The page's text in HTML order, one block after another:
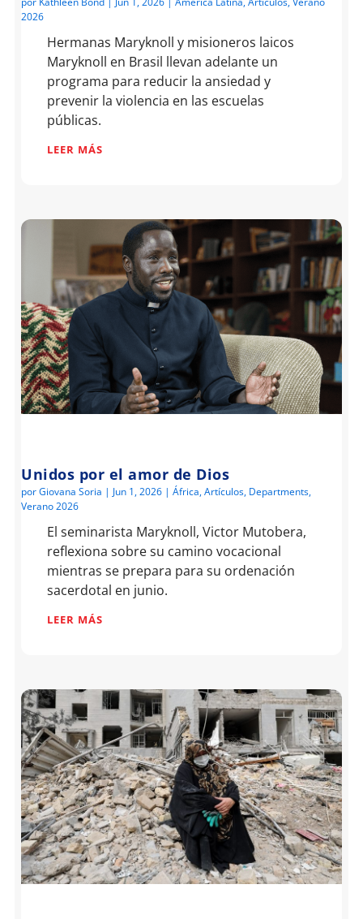
2026
Hermanas Maryknoll y misioneros laicos
Maryknoll en Brasil llevan adelante un
programa para reducir la ansiedad y
prevenir la violencia en las escuelas
públicas.
LEER MÁS
Unidos por el amor de Dios
porGiovana Soria | Jun 1, 2026 |África,Artículos, Departments,
Verano 2026
El seminarista Maryknoll, Victor Mutobera,
reflexiona sobre su camino vocacional
mientras se prepara para su ordenación
sacerdotal en junio.
LEER MÁS